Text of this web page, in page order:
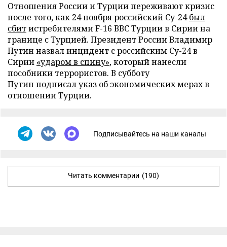
Отношения России и Турции переживают кризис
после того, как 24 ноября российский Су-24был
сбитистребителями F-16 ВВС Турции в Сирии на
границе с Турцией. Президент России Владимир
Путин назвал инцидент с российским Су-24 в
Сирии «ударом в спину», который нанесли
пособники террористов. В субботу
Путин подписал указ об экономических мерах в
отношении Турции.
Подписывайтесь на наши каналы
Читать комментарии (190)